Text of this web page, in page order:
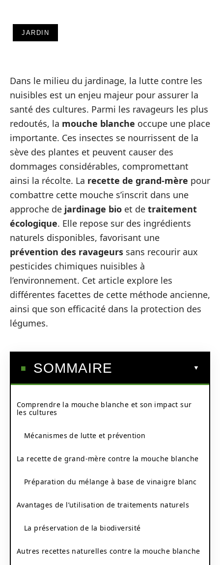
JARDIN
Dans le milieu du jardinage, la lutte contre les
nuisibles est un enjeu majeur pour assurer la
santé des cultures. Parmi les ravageurs les plus
redoutés, la mouche blanche occupe une place
importante. Ces insectes se nourrissent de la
sève des plantes et peuvent causer des
dommages considérables, compromettant
ainsi la récolte. La recette de grand-mère pour
combattre cette mouche s’inscrit dans une
approche de jardinage bio et de traitement
écologique. Elle repose sur des ingrédients
naturels disponibles, favorisant une
prévention des ravageurs sans recourir aux
pesticides chimiques nuisibles à
l’environnement. Cet article explore les
différentes facettes de cette méthode ancienne,
ainsi que son efficacité dans la protection des
légumes.
SOMMAIRE
Comprendre la mouche blanche et son impact sur
les cultures
Mécanismes de lutte et prévention
La recette de grand-mère contre la mouche blanche
Préparation du mélange à base de vinaigre blanc
Avantages de l’utilisation de traitements naturels
La préservation de la biodiversité
Autres recettes naturelles contre la mouche blanche